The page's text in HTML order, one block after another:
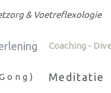
& Voetreflexologie
Coaching -
Meditatie